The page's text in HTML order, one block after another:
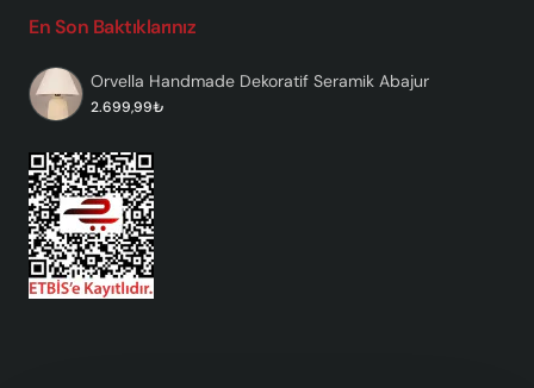
En Son Baktıklarınız
Orvella Handmade Dekoratif Seramik Abajur
2.699,99₺